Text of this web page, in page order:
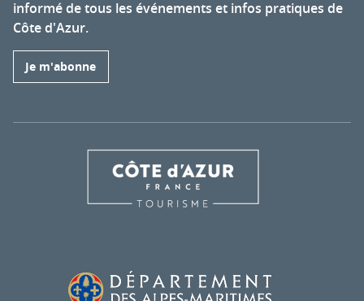
informé de tous les événements et infos pratiques de
Côte d'Azur.
Je m'abonne